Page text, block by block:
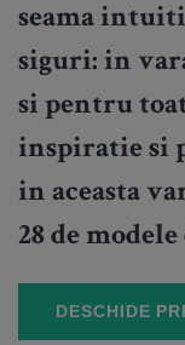
seama
siguri: in
si pentru
inspiratie si
in aceasta
28 de
DESCHIDE